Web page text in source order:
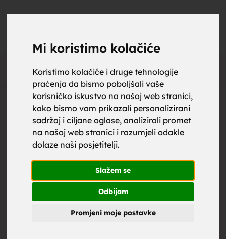
Mi koristimo kolačiće
Koristimo kolačiće i druge tehnologije
praćenja da bismo poboljšali vaše
korisničko iskustvo na našoj web stranici,
kako bismo vam prikazali personalizirani
sadržaj i ciljane oglase, analizirali promet
na našoj web stranici i razumjeli odakle
dolaze naši posjetitelji.
Slažem se
Odbijam
Promjeni moje postavke
Oglas
upoznaj
za brak,
zene za